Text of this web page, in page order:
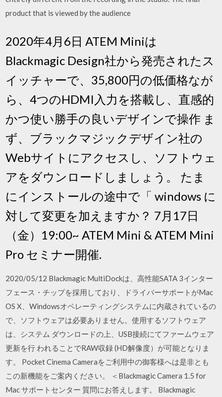
product that is viewed by the audience
2020年4月6日 ATEM Miniは
Blackmagic Design社から発売されたス
イッチャーで、35,800円の低価格なが
ら、4つのHDMI入力を搭載し、直感的
かつ使い勝手の良いデザインで操作 ま
ず、ブラックマジックデザイン社の
Webサイトにアクセスし、ソフトウェ
アをダウンロードしましょう。 たま
にインストールの途中で「 windows に
対して変更を加えますか？ 7月17日
（金）19:00~ ATEM Mini & ATEM Mini
Pro セミナー開催.
2020/05/12 Blackmagic MultiDockは、高性能SATA 3インター
フェース・チップを採用しており、ドライバーサポートがMac
OS X、Windowsオペレーティングシステムに内蔵されているの
で、ソフトウェアは必要ありません。使用するソフトウェア
は、システム ダウンロードの上、USB接続にてファームウェア
更新を行 われることでRAW収録 (HD解像度）が可能となりま
す。 Pocket Cinema Cameraをご利用中の御客様へは是非とも
この新機能をご案内ください。 ＜Blackmagic Camera 1.5 for
Mac サポートセンター 質問にお答えします。 Blackmagic